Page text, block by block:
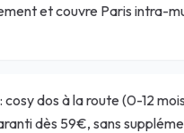
et couvre Paris intra-
dos à la route (0-12
dès 59€, sans